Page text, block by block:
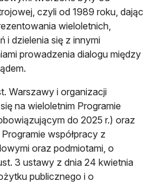
czyli od 1989 roku, dając
wieloletnich,
i dzielenia się z innymi
prowadzenia dialogu między
Warszawy i organizacji
na wieloletnim Programie
do 2025 r.) oraz
współpracy z
oraz podmiotami, o
3 ustawy z dnia 24 kwietnia
publicznego i o